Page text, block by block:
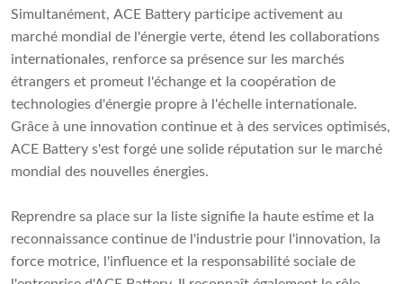
Simultanément, ACE Battery participe activement au
marché mondial de l'énergie verte, étend les collaborations
internationales, renforce sa présence sur les marchés
étrangers et promeut l'échange et la coopération de
technologies d'énergie propre à l'échelle internationale.
Grâce à une innovation continue et à des services optimisés,
ACE Battery s'est forgé une solide réputation sur le marché
mondial des nouvelles énergies.
Reprendre sa place sur la liste signifie la haute estime et la
reconnaissance continue de l'industrie pour l'innovation, la
force motrice, l'influence et la responsabilité sociale de